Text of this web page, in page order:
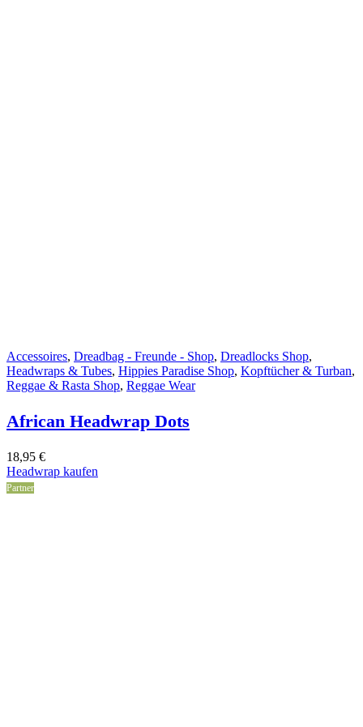
Accessoires, Dreadbag - Freunde - Shop, Dreadlocks Shop,
Headwraps & Tubes, Hippies Paradise Shop, Kopftücher & Turban,
Reggae & Rasta Shop, Reggae Wear
African Headwrap Dots
18,95 €
Headwrap kaufen
Partner